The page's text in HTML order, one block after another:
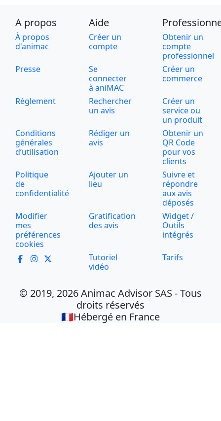
A propos Aide
À propos
d'animac
Créer un
compte
Obtenir un
compte
professionnel
Presse
Se
connecter
à aniMAC
Créer un
commerce
Règlement
Rechercher
un avis
Créer un
service ou
un produit
Conditions
générales
d’utilisation
Rédiger un
avis
Obtenir un
QR Code
pour vos
clients
Politique
de
confidentialité
Ajouter un
lieu
Suivre et
répondre
aux avis
déposés
Modifier
mes
préférences
cookies
Gratification
des avis
Widget /
Outils
intégrés
Tutoriel
vidéo
Tarifs
© 2019, 2026 Animac Advisor SAS - Tous
droits réservés
🇫🇷Hébergé en France